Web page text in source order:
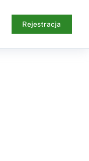
Rejestracja